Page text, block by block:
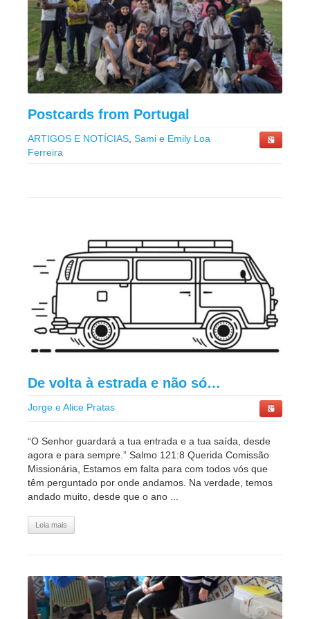
Postcards from Portugal
ARTIGOS E NOTÍCIAS Sami e Emily Loa
Ferreira
De volta à estrada e não só…
Jorge e Alice Pratas
“O Senhor guardará a tua entrada e a tua saída, desde
agora e para sempre.” Salmo 121:8 Querida Comissão
Missionária, Estamos em falta para com todos vós que
têm perguntado por onde andamos. Na verdade, temos
andado muito, desde que o ano ...
Leia mais